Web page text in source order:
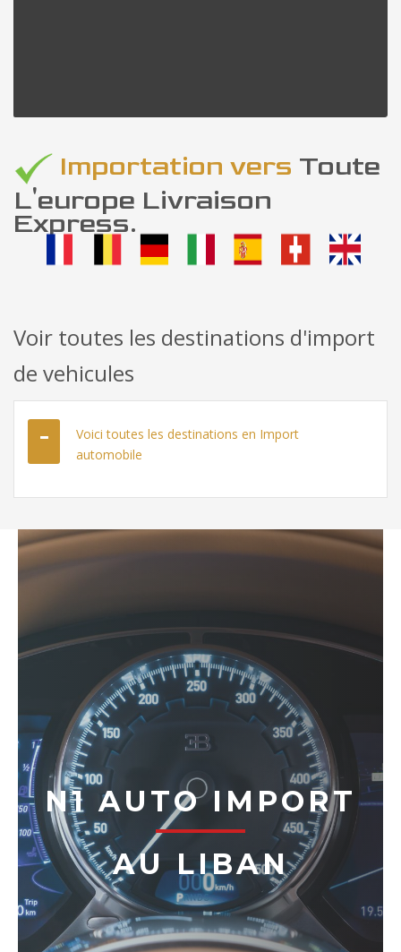
Importation vers Toute
L'europe Livraison
Express.
Voir toutes les destinations d'import
de vehicules
Voici toutes les destinations en Import
automobile
N1 AUTO IMPORT
AU LIBAN